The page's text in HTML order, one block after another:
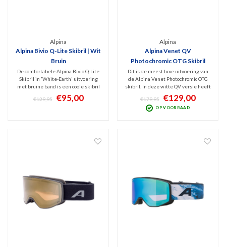
Alpina
Alpina Bivio Q-Lite Skibril | Wit
Bruin
De comfortabele Alpina Bivio Q-Lite
Skibril in 'White-Earth' uitvoering
met bruine band is een coole skibril
met hoogwaardige Mirror Gold
spiegellens (Cat. 2). Prima filtering
€129,95 €95,00
Alpina
Alpina Venet QV
Photochromic OTG Skibril
2025 | Wit
Dit is de meest luxe uitvoering van
de Alpina Venet Photochromic OTG
skibril. In deze witte QV versie heeft
hij een meekleurende
QuattroVarioflex lens (Cat. 2-3).
Hierdoor ervaar je met deze goggles
€179,95 €129,00
OP VOORRAAD